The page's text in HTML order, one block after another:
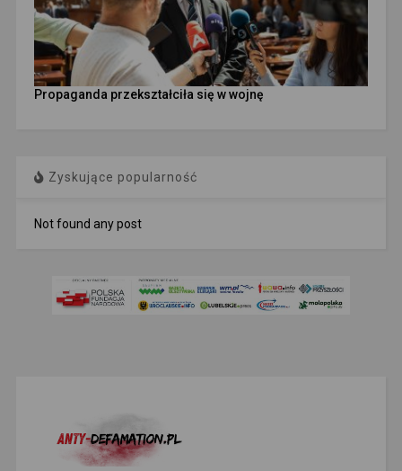
Propaganda przekształciła się w wojnę
Zyskujące popularność
Not found any post